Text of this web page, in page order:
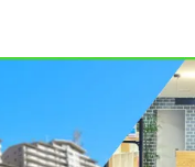
不動